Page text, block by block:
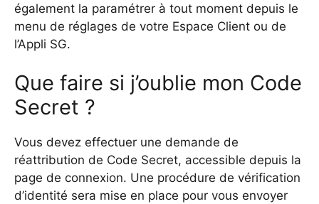
également la paramétrer à tout moment depuis le
menu de réglages de votre Espace Client ou de
l’Appli SG.
Que faire si j’oublie mon Code
Secret ?
Vous devez effectuer une demande de
réattribution de Code Secret, accessible depuis la
page de connexion. Une procédure de vérification
d’identité sera mise en place pour vous envoyer